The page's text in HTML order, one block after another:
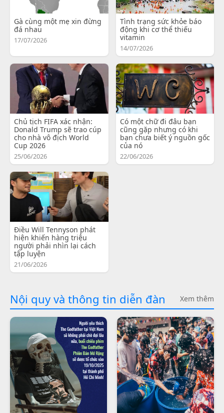
Gà cùng một mẹ xin đừng
đá nhau
17/07/2026
Tình trạng sức khỏe báo
động khi cơ thể thiếu
vitamin
14/07/2026
Chủ tịch FIFA xác nhận:
Donald Trump sẽ trao cúp
cho nhà vô địch World
Cup 2026
25/06/2026
Có một chữ đi đâu bạn
cũng gặp nhưng có khi
bạn chưa biết ý nguồn gốc
của nó
22/06/2026
Điều Will Tennyson phát
hiện khiến hàng triệu
người phải nhìn lại cách
tập luyện
21/06/2026
Nội quy và thông tin diễn đàn Xem thêm